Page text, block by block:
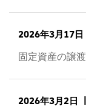
2026年3月17日
固定資産の譲渡
2026年3月2日